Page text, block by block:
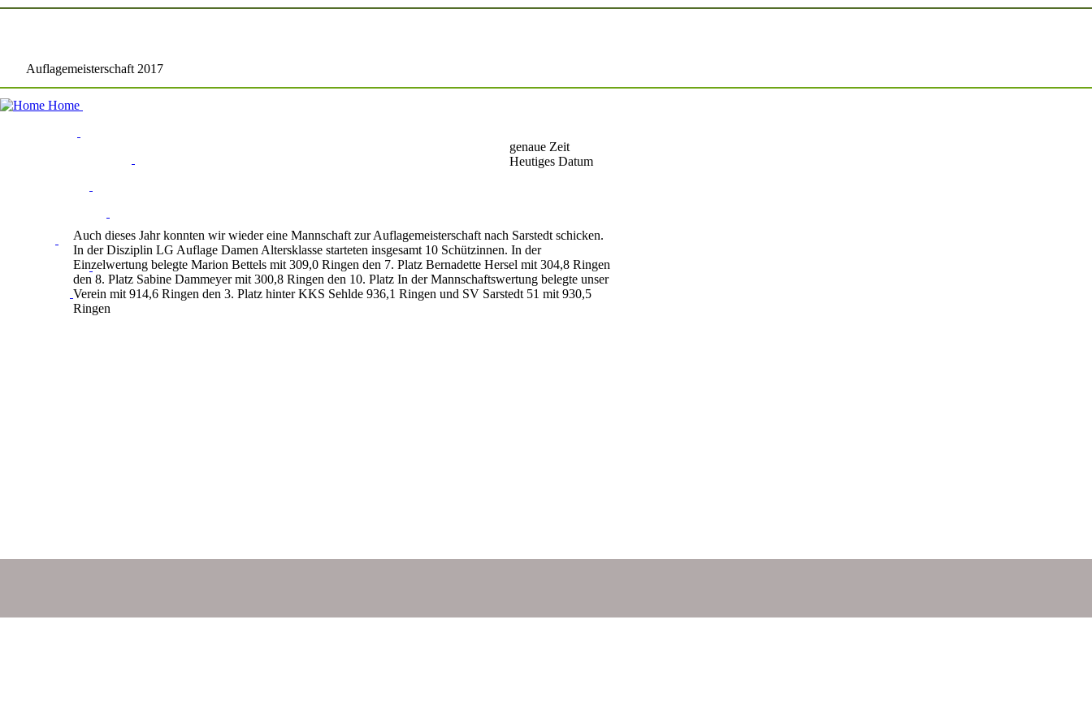
genaue Zeit
Heutiges Datum
Auflagemeisterschaft 2017
Auch dieses Jahr konnten wir wieder eine Mannschaft zur Auflagemeisterschaft nach Sarstedt schicken.
In der Disziplin LG Auflage Damen Altersklasse starteten insgesamt 10 Schützinnen. In der
Einzelwertung belegte Marion Bettels mit 309,0 Ringen den 7. Platz Bernadette Hersel mit 304,8 Ringen
den 8. Platz Sabine Dammeyer mit 300,8 Ringen den 10. Platz In der Mannschaftswertung belegte unser
Verein mit 914,6 Ringen den 3. Platz hinterKKS Sehlde 936,1 Ringen und SV Sarstedt 51 mit 930,5
Ringen